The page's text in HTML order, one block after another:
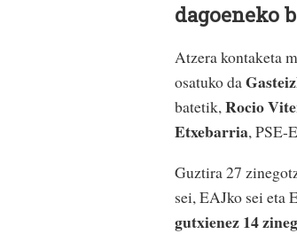
dagoeneko
Atzera kontaketa
osatuko da
batetik,Rocio
Etxebarria, PSE-
Guztira 27
sei, EAJko sei eta
gutxienez 14